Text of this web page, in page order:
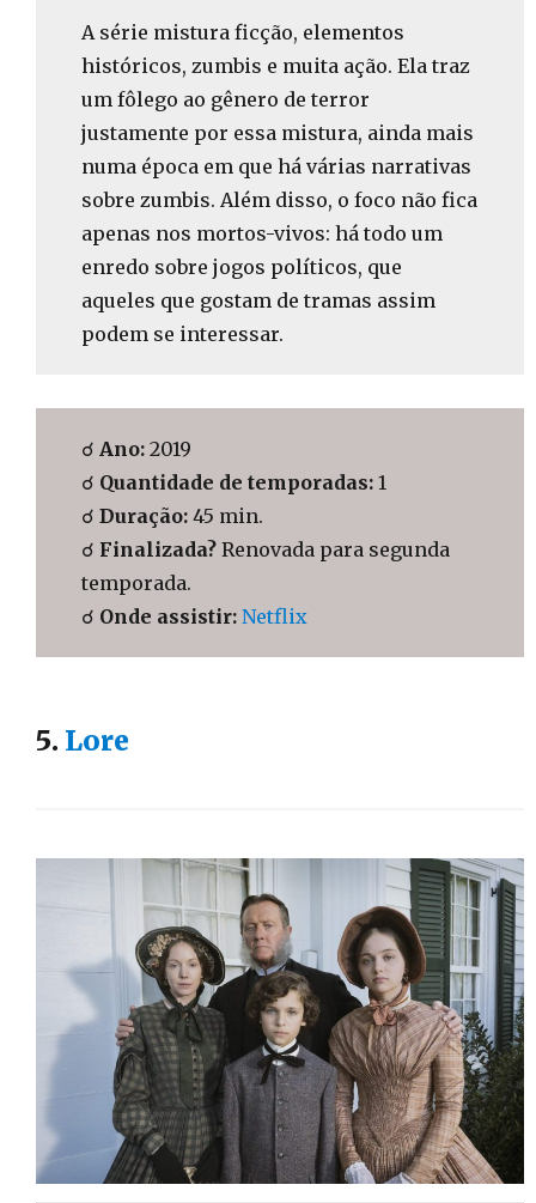
A série mistura ficção, elementos
históricos, zumbis e muita ação. Ela traz
um fôlego ao gênero de terror
justamente por essa mistura, ainda mais
numa época em que há várias narrativas
sobre zumbis. Além disso, o foco não fica
apenas nos mortos-vivos: há todo um
enredo sobre jogos políticos, que
aqueles que gostam de tramas assim
podem se interessar.
☌ Ano: 2019
☌ Quantidade de temporadas: 1
☌ Duração: 45 min.
☌ Finalizada? Renovada para segunda
temporada.
☌ Onde assistir: Netflix
5. Lore